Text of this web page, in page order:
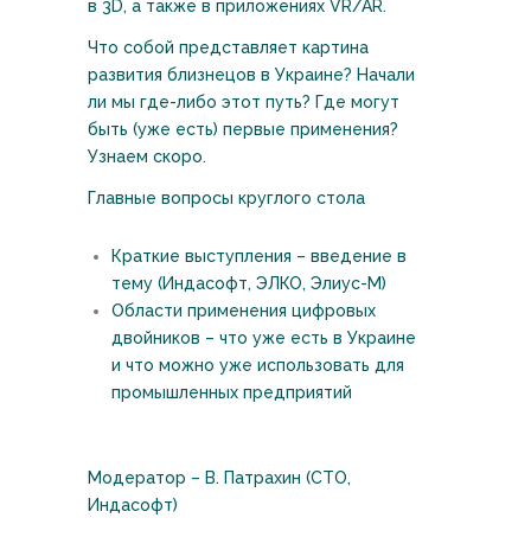
в 3D, а также в приложениях VR/AR.
Что собой представляет картина
развития близнецов в Украине? Начали
ли мы где-либо этот путь? Где могут
быть (уже есть) первые применения?
Узнаем скоро.
Главные вопросы круглого стола
Краткие выступления – введение в
тему (Индасофт, ЭЛКО, Элиус-М)
Области применения цифровых
двойников – что уже есть в Украине
и что можно уже использовать для
промышленных предприятий
Модератор – В. Патрахин (СТО,
Индасофт)